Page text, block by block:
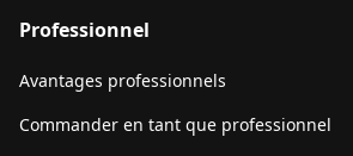
Professionnel
Avantages professionnels
Commander en tant que professionnel